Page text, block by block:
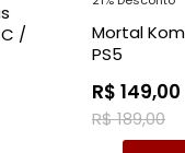
/
Mortal
PS5
R$ 149,00
R$ 189,00